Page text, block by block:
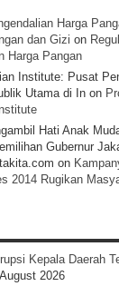
Harga
dan Gizi on
Harga Pangan
Institute: Pusat
Utama di In on
Hati Anak
Gubernur
on
2014 Rugikan
Kepala Daerah
2026